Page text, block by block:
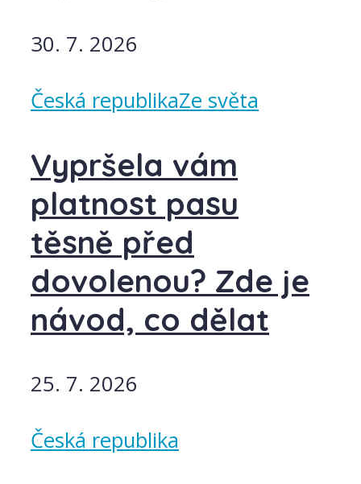
30. 7. 2026
Česká republikaZe světa
Vypršela vám
platnost pasu
těsně před
dovolenou? Zde je
návod, co dělat
25. 7. 2026
Česká republika